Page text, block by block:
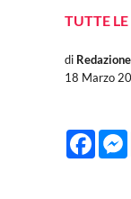
TUTTE
di
18 Marzo